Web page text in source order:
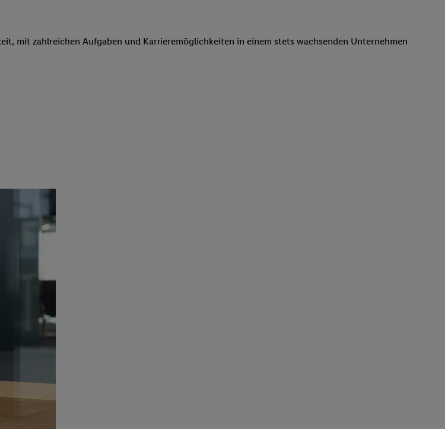
mit zahlreichen Aufgaben und Karrieremöglichkeiten in einem stets wachsenden Unternehmen